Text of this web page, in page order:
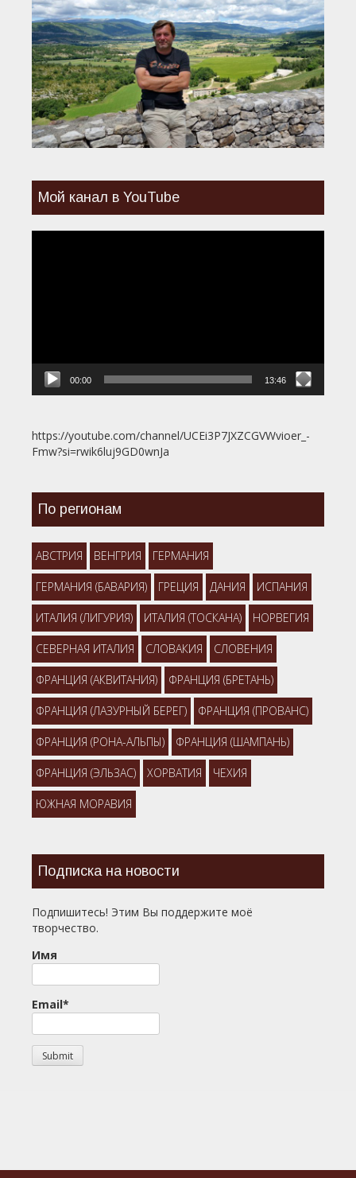
Мой канал в YouTube
00:00 13:46
https://youtube.com/channel/UCEi3P7JXZCGVWvioer_-
Fmw?si=rwik6luj9GD0wnJa
По регионам
АВСТРИЯ ВЕНГРИЯ ГЕРМАНИЯ
ГЕРМАНИЯ (БАВАРИЯ) ГРЕЦИЯ ДАНИЯ ИСПАНИЯ
ИТАЛИЯ (ЛИГУРИЯ) ИТАЛИЯ (ТОСКАНА) НОРВЕГИЯ
СЕВЕРНАЯ ИТАЛИЯ СЛОВАКИЯ СЛОВЕНИЯ
ФРАНЦИЯ (АКВИТАНИЯ) ФРАНЦИЯ (БРЕТАНЬ)
ФРАНЦИЯ (ЛАЗУРНЫЙ БЕРЕГ) ФРАНЦИЯ (ПРОВАНС)
ФРАНЦИЯ (РОНА-АЛЬПЫ) ФРАНЦИЯ (ШАМПАНЬ)
ФРАНЦИЯ (ЭЛЬЗАС) ХОРВАТИЯ ЧЕХИЯ
ЮЖНАЯ МОРАВИЯ
Подписка на новости
Подпишитесь! Этим Вы поддержите моё
творчество.
Имя
Email*